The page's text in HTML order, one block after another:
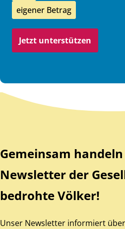
eigener Betrag
Jetzt unterstützen
Zurück zum Hauptinhalt
Zurück zur Navigation
Gemeinsam handeln
Newsletter der
bedrohte Völker!
Unser Newsletter informiert